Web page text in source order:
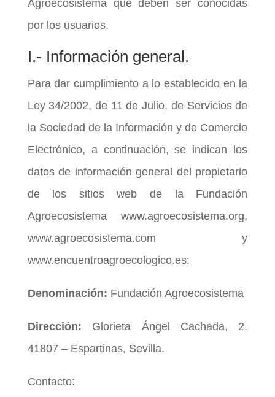
Agroecosistema que deben ser conocidas
por los usuarios.
I.- Información general.
Para dar cumplimiento a lo establecido en la
Ley 34/2002, de 11 de Julio, de Servicios de
la Sociedad de la Información y de Comercio
Electrónico, a continuación, se indican los
datos de información general del propietario
de los sitios web de la Fundación
Agroecosistema www.agroecosistema.org,
www.agroecosistema.com y
www.encuentroagroecologico.es:
Denominación: Fundación Agroecosistema
Dirección: Glorieta Ángel Cachada, 2.
41807 – Espartinas, Sevilla.
Contacto: